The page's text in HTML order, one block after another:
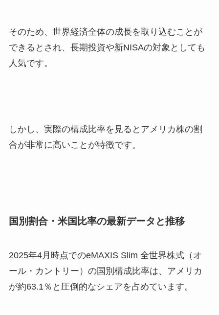
そのため、世界経済全体の成長を取り込むことが
できるとされ、長期投資や新NISAの対象としても
人気です。
しかし、実際の構成比率を見るとアメリカ株の割
合が非常に高いことが特徴です。
国別割合・米国比率の最新データと推移
2025年4月時点でのeMAXIS Slim 全世界株式（オ
ール・カントリー）の国別構成比率は、アメリカ
が約63.1％と圧倒的なシェアを占めています。